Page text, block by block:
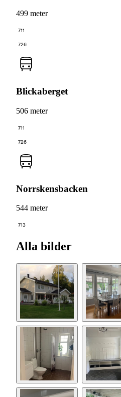
499 meter
711
726
Blickaberget
506 meter
711
726
Norrskensbacken
544 meter
713
Alla bilder